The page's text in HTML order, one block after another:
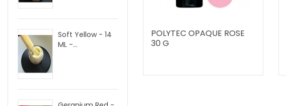
Soft Yellow - 14
ML -...
POLYTEC OPAQUE ROSE
30 G